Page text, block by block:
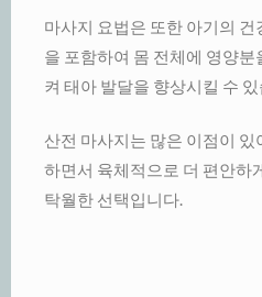
마사지 요법은 또한 아기의
을 포함하여 몸 전체에 영양
켜 태아 발달을 향상시킬 수 있
산전 마사지는 많은 이점이
하면서 육체적으로 더 편안하
탁월한 선택입니다.